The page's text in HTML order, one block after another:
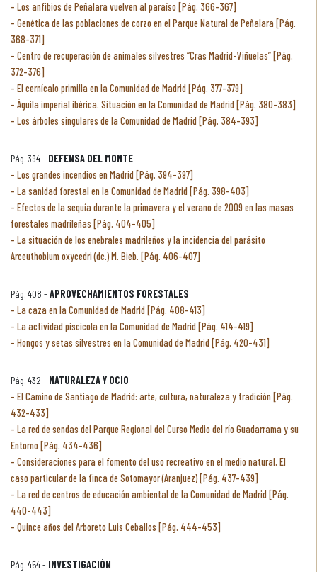
Los anfibios de Peñalara vuelven al paraíso [Pág. 366-367]
Genética de las poblaciones de corzo en el Parque Natural de Peñalara [Pág.
368-371]
Centro de recuperación de animales silvestres “Cras Madrid-Viñuelas” [Pág.
372-376]
El cernícalo primilla en la Comunidad de Madrid [Pág. 377-379]
Águila imperial ibérica. Situación en la Comunidad de Madrid [Pág. 380-383]
Los árboles singulares de la Comunidad de Madrid [Pág. 384-393]
Pág. 394 - DEFENSA DEL MONTE
Los grandes incendios en Madrid [Pág. 394-397]
La sanidad forestal en la Comunidad de Madrid [Pág. 398-403]
Efectos de la sequía durante la primavera y el verano de 2009 en las masas
forestales madrileñas [Pág. 404-405]
La situación de los enebrales madrileños y la incidencia del parásito
Arceuthobium oxycedri (dc.) M. Bieb. [Pág. 406-407]
Pág. 408 - APROVECHAMIENTOS FORESTALES
La caza en la Comunidad de Madrid [Pág. 408-413]
La actividad piscícola en la Comunidad de Madrid [Pág. 414-419]
Hongos y setas silvestres en la Comunidad de Madrid [Pág. 420-431]
Pág. 432 - NATURALEZA Y OCIO
El Camino de Santiago de Madrid: arte, cultura, naturaleza y tradición [Pág.
432-433]
La red de sendas del Parque Regional del Curso Medio del río Guadarrama y su
Entorno [Pág. 434-436]
Consideraciones para el fomento del uso recreativo en el medio natural. El
caso particular de la finca de Sotomayor (Aranjuez) [Pág. 437-439]
La red de centros de educación ambiental de la Comunidad de Madrid [Pág.
440-443]
Quince años del Arboreto Luis Ceballos [Pág. 444-453]
Pág. 454 - INVESTIGACIÓN